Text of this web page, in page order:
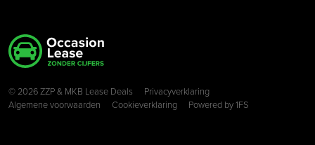
Copyright navigation
© 2026 ZZP & MKB Lease Deals
Privacyverklaring
Algemene voorwaarden
Cookieverklaring Powered by1FS